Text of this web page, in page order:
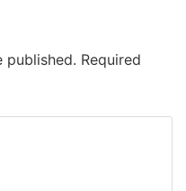
published. Required